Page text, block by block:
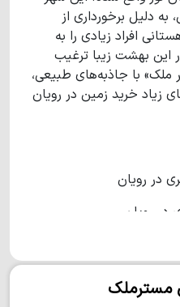
به دلیل برخورداری از
افراد زیادی را به
این بهشت زیبا ترغیب
با جاذبه‌های طبیعی،
زیاد خرید زمین در رویان
در رویان
و شهرستان نور واقع
خزر، از شرق به شهر
مسترملک